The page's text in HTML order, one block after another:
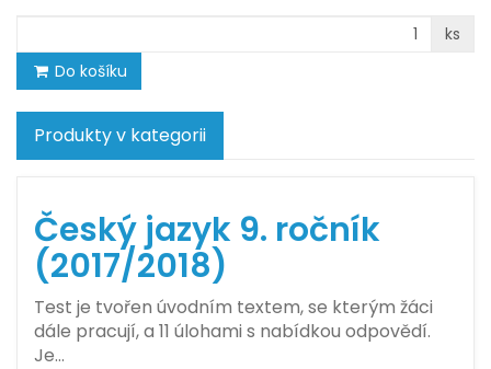
ks
Do košíku
Produkty v kategorii
Český jazyk 9. ročník
(2017/2018)
Test je tvořen úvodním textem, se kterým žáci
dále pracují, a 11 úlohami s nabídkou odpovědí.
Je…